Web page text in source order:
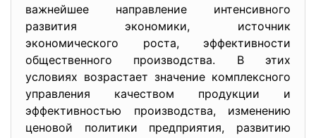
важнейшее направление интенсивного
развития экономики, источник
экономического роста, эффективности
общественного производства. В этих
условиях возрастает значение комплексного
управления качеством продукции и
эффективностью производства, изменению
ценовой политики предприятия, развитию